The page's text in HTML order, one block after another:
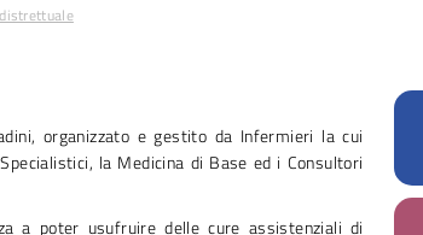
organizzato e gestito da Infermieri la cui
la Medicina di Base ed i Consultori
a poter usufruire delle cure assistenziali di